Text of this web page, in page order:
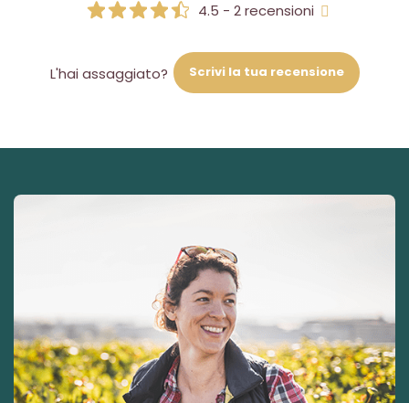
4.5 - 2 recensioni
L'hai assaggiato? Scrivi la tua recensione